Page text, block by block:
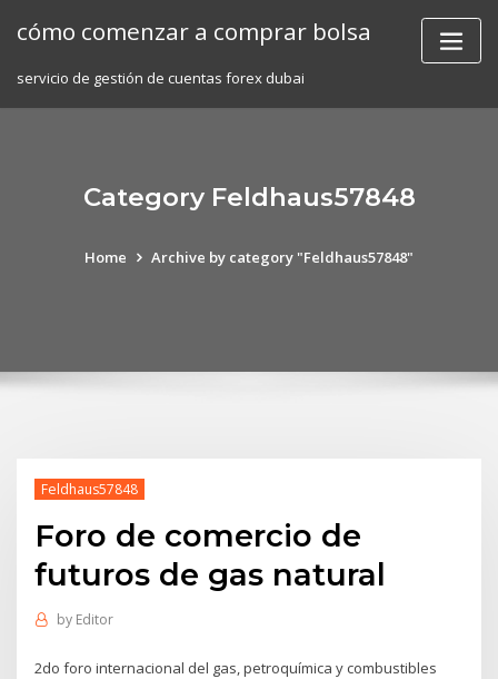
cómo comenzar a comprar bolsa
servicio de gestión de cuentas forex dubai
Category Feldhaus57848
Home Archive by category "Feldhaus57848"
Feldhaus57848
Foro de comercio de
futuros de gas natural
by Editor
2do foro internacional del gas, petroquímica y combustibles